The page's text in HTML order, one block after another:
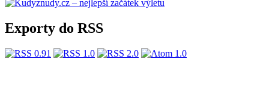
Exporty do RSS